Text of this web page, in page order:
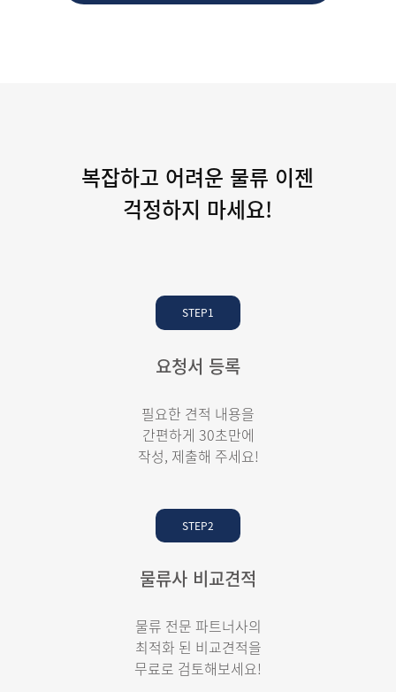
복잡하고 어려운 물류 이젠
걱정하지 마세요!
STEP1
요청서 등록
필요한 견적 내용을
간편하게 30초만에
작성, 제출해 주세요!
STEP2
물류사 비교견적
물류 전문 파트너사의
최적화 된 비교견적을
무료로 검토해보세요!